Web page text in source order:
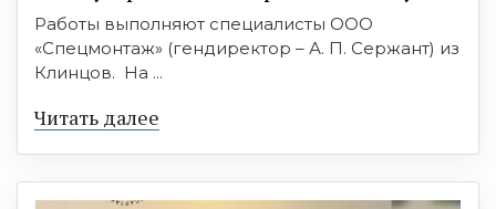
Работы выполняют специалисты ООО
«Спецмонтаж» (гендиректор – А. П. Сержант) из
Клинцов. На ...
Читать далее